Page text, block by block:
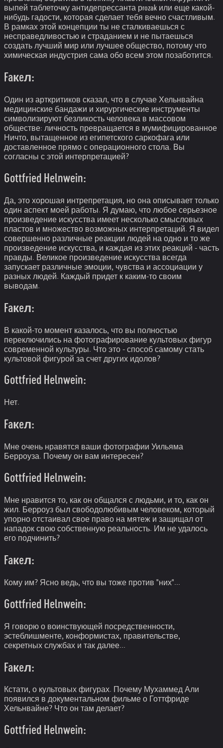
выпей таблеточку антидепрессанта рrozak или еще какой-
нибудь гадости, которая сделает тебя вечно счастливым.
В рамках этой концепции ты не сталкиваешься с
несправедливостью и страданием и не пытаешься
создать лучший мир или лучшее общество, потому что
химическая индустрия сама обо всем этом позаботится.
Faкeл:
Один из арткритиков сказал, что в случае Хельнвайна
медицинские бандажи и хирургические инструменты
символизируют безликость человека в массовом
обществе: личность превращается в мумифицированное
Ничто, вытащенное из египетского саркофага или
доставленное прямо с операционного стола. Вы
согласны с этой интерпретацией?
Gottfried Helnwein:
Да, это хорошая интрепретация, но она описывает только
один аспект моей работы. Я думаю, что любое серьезное
произведение искусства имеет несколько смысловых
пластов и множество возможных интерпретаций. Я видел
совершенно различные реакции людей на одно и то же
произведение искусства, и каждая из этих реакций - часть
правды. Великое произведение искусства всегда
запускает различные эмоции, чувства и ассоциации у
разных людей. Каждый придет к каким-то своим
выводам.
Faкeл:
В какой-то момент казалось, что вы полностью
переключились на фотографирование культовых фигур
современной культуры. Что это - способ самому стать
культовой фигурой за счет других идолов?
Gottfried Helnwein:
Нет.
Faкeл:
Мне очень нравятся ваши фотографии Уильяма
Берроуза. Почему он вам интересен?
Gottfried Helnwein:
Мне нравится то, как он общался с людьми, и то, как он
жил. Берроуз был свободолюбивым человеком, который
упорно отстаивал свое право на мятеж и защищал от
нападок свою собственную реальность. Им не удалось
его подчинить?
Faкeл:
Кому им? Ясно ведь, что вы тоже против "них"...
Gottfried Helnwein:
Я говорю о воинствующей посредственности,
эстеблишменте, конформистах, правительстве,
секретных службах и так далее...
Faкeл:
Кстати, о культовых фигурах. Почему Мухаммед Али
появился в документальном фильме о Готтфриде
Хельнвайне? Что он там делает?
Gottfried Helnwein: